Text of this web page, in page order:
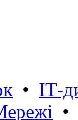
• IТ-